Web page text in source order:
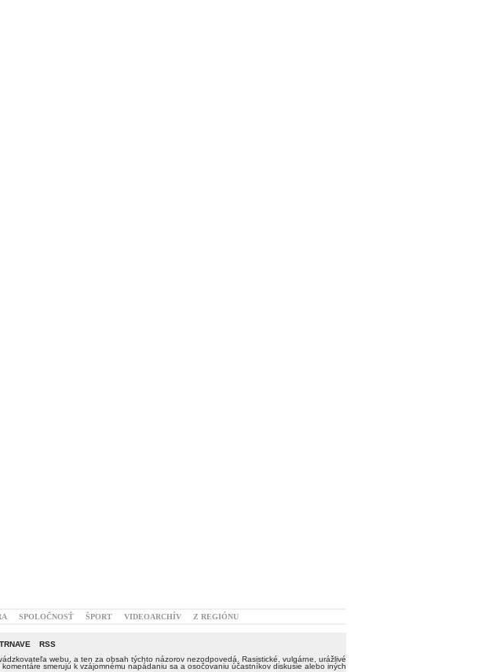
SPOLOČNOSŤ ŠPORT VIDEOARCHÍV Z REGIÓNU
RSS
webu, a ten za obsah týchto názorov nezodpovedá. Rasistické, vulgárne, urážlivé
smerujú k vzájomnému napádaniu sa a osočovaniu účastníkov diskusie alebo iných